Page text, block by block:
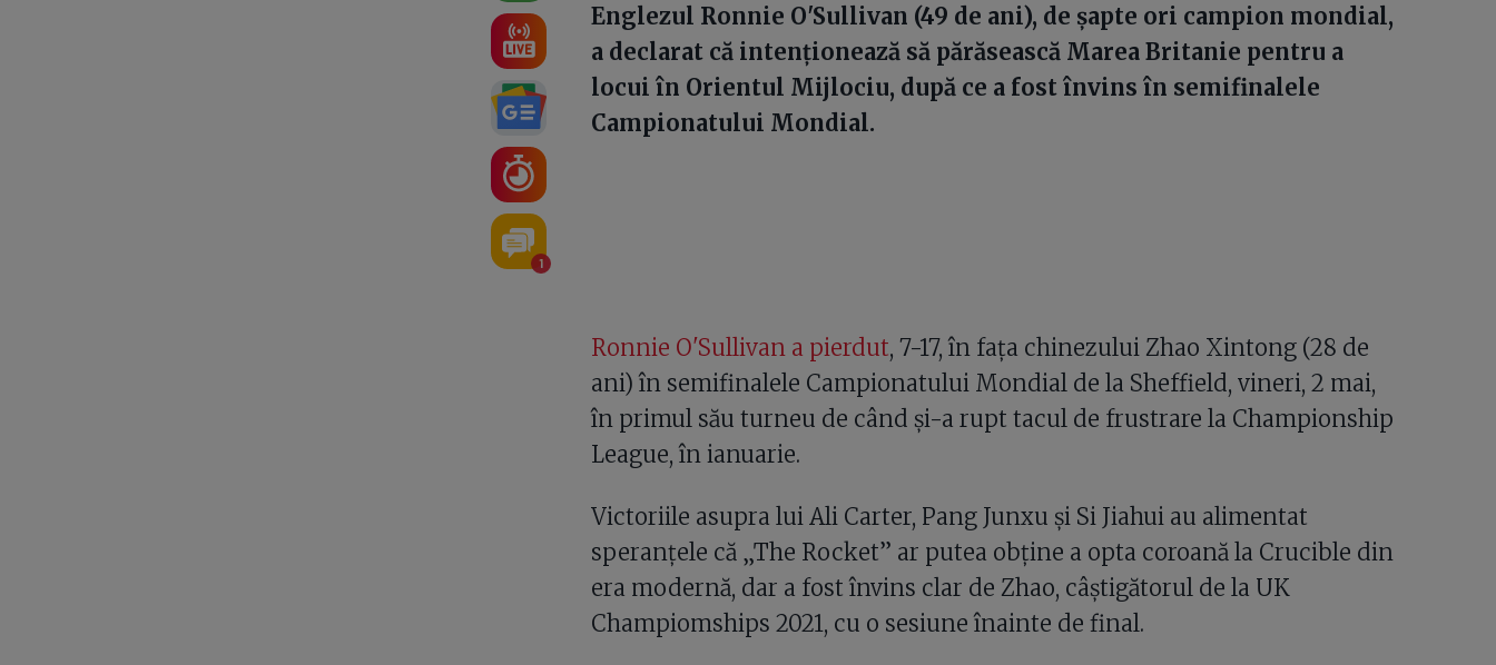
1
Englezul Ronnie O'Sullivan (49 de ani), de șapte ori campion mondial,
a declarat că intenționează să părăsească Marea Britanie pentru a
locui în Orientul Mijlociu, după ce a fost învins în semifinalele
Campionatului Mondial.
Ronnie O'Sullivan a pierdut, 7-17, în fața chinezului Zhao Xintong (28 de
ani) în semifinalele Campionatului Mondial de la Sheffield, vineri, 2 mai,
în primul său turneu de când și-a rupt tacul de frustrare la Championship
League, în ianuarie.
Victoriile asupra lui Ali Carter, Pang Junxu și Si Jiahui au alimentat
speranțele că „The Rocket” ar putea obține a opta coroană la Crucible din
era modernă, dar a fost învins clar de Zhao, câștigătorul de la UK
Champiomships 2021, cu o sesiune înainte de final.